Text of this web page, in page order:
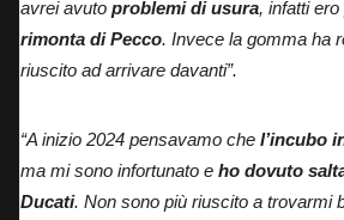
avrei avuto problemi di usura, infatti
rimonta di Pecco. Invece la gomma ha
riuscito ad arrivare davanti”.
“A inizio 2024 pensavamo che l’incubo
ma mi sono infortunato e ho dovuto
Ducati. Non sono più riuscito a trovarmi